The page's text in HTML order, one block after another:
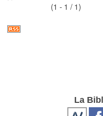
(1 - 1 / 1)
La